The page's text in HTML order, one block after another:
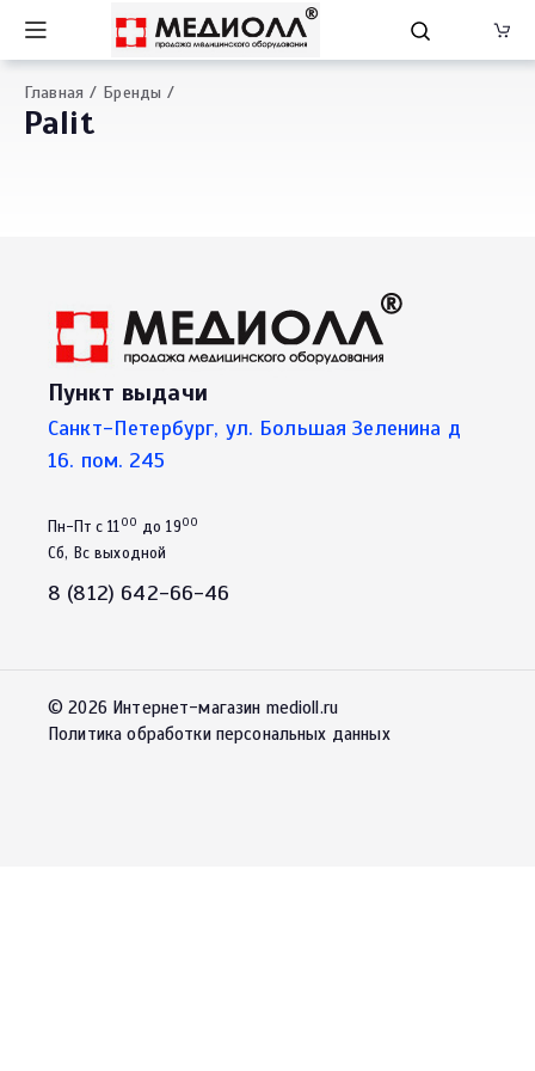
Главная Бренды
Palit
Пункт выдачи
Санкт-Петербург, ул. Большая Зеленина д
16. пом. 245
Пн-Пт с 1100 до 1900
Сб, Вс выходной
8 (812) 642-66-46
© 2026 Интернет-магазин medioll.ru
Политика обработки персональных данных